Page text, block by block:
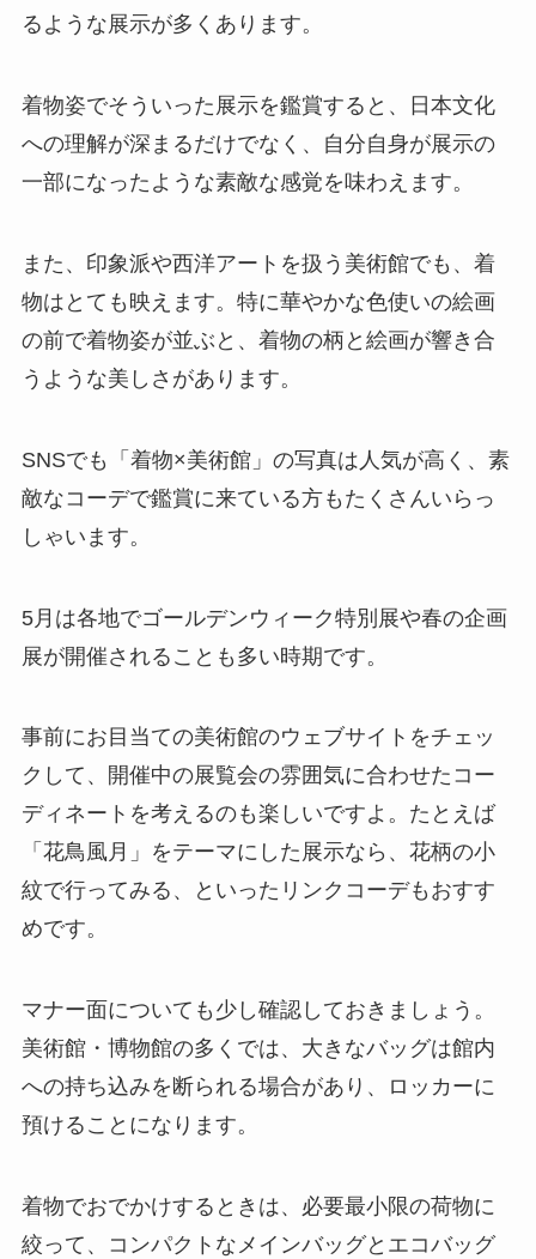
るような展示が多くあります。
着物姿でそういった展示を鑑賞すると、日本文化
への理解が深まるだけでなく、自分自身が展示の
一部になったような素敵な感覚を味わえます。
また、印象派や西洋アートを扱う美術館でも、着
物はとても映えます。特に華やかな色使いの絵画
の前で着物姿が並ぶと、着物の柄と絵画が響き合
うような美しさがあります。
SNSでも「着物×美術館」の写真は人気が高く、素
敵なコーデで鑑賞に来ている方もたくさんいらっ
しゃいます。
5月は各地でゴールデンウィーク特別展や春の企画
展が開催されることも多い時期です。
事前にお目当ての美術館のウェブサイトをチェッ
クして、開催中の展覧会の雰囲気に合わせたコー
ディネートを考えるのも楽しいですよ。たとえば
「花鳥風月」をテーマにした展示なら、花柄の小
紋で行ってみる、といったリンクコーデもおすす
めです。
マナー面についても少し確認しておきましょう。
美術館・博物館の多くでは、大きなバッグは館内
への持ち込みを断られる場合があり、ロッカーに
預けることになります。
着物でおでかけするときは、必要最小限の荷物に
絞って、コンパクトなメインバッグとエコバッグ